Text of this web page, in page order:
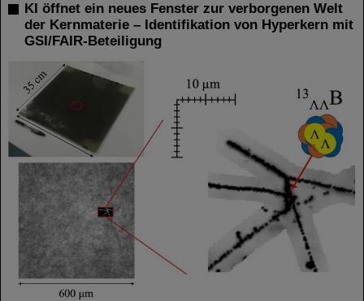
KI öffnet ein neues Fenster zur verborgenen Welt
der Kernmaterie – Identifikation von Hyperkern mit
GSI/FAIR-Beteiligung